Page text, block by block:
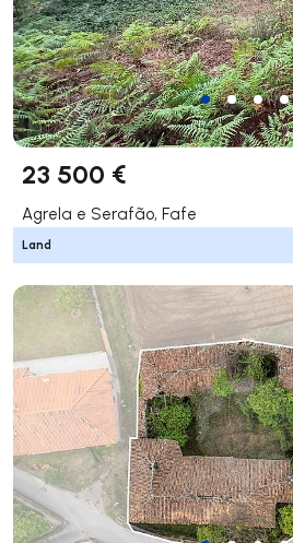
23 500 €
Agrela e Serafão, Fafe
Land